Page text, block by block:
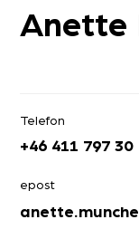
Anette
Telefon
+46 411 797 30
epost